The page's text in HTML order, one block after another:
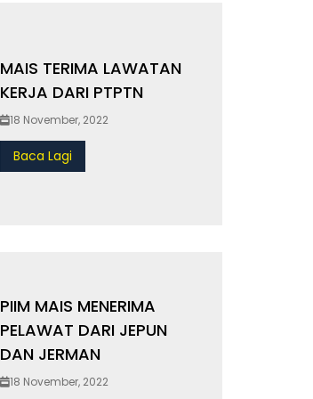
MAIS TERIMA LAWATAN
KERJA DARI PTPTN
18 November, 2022
Baca Lagi
PIIM MAIS MENERIMA
PELAWAT DARI JEPUN
DAN JERMAN
18 November, 2022